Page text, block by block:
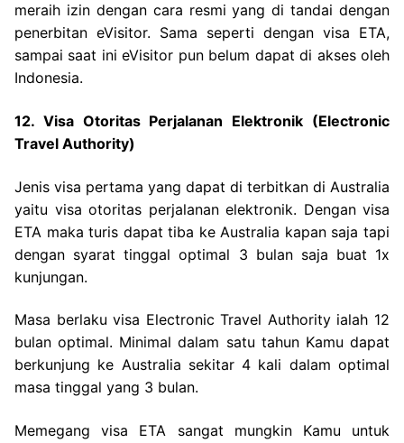
meraih izin dengan cara resmi yang di tandai dengan
penerbitan eVisitor. Sama seperti dengan visa ETA,
sampai saat ini eVisitor pun belum dapat di akses oleh
Indonesia.
12. Visa Otoritas Perjalanan Elektronik (Electronic
Travel Authority)
Jenis visa pertama yang dapat di terbitkan di Australia
yaitu visa otoritas perjalanan elektronik. Dengan visa
ETA maka turis dapat tiba ke Australia kapan saja tapi
dengan syarat tinggal optimal 3 bulan saja buat 1x
kunjungan.
Masa berlaku visa Electronic Travel Authority ialah 12
bulan optimal. Minimal dalam satu tahun Kamu dapat
berkunjung ke Australia sekitar 4 kali dalam optimal
masa tinggal yang 3 bulan.
Memegang visa ETA sangat mungkin Kamu untuk